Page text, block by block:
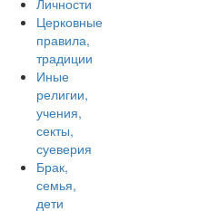
Личности
Церковные
правила,
традиции
Иные
религии,
учения,
секты,
суеверия
Брак,
семья,
дети